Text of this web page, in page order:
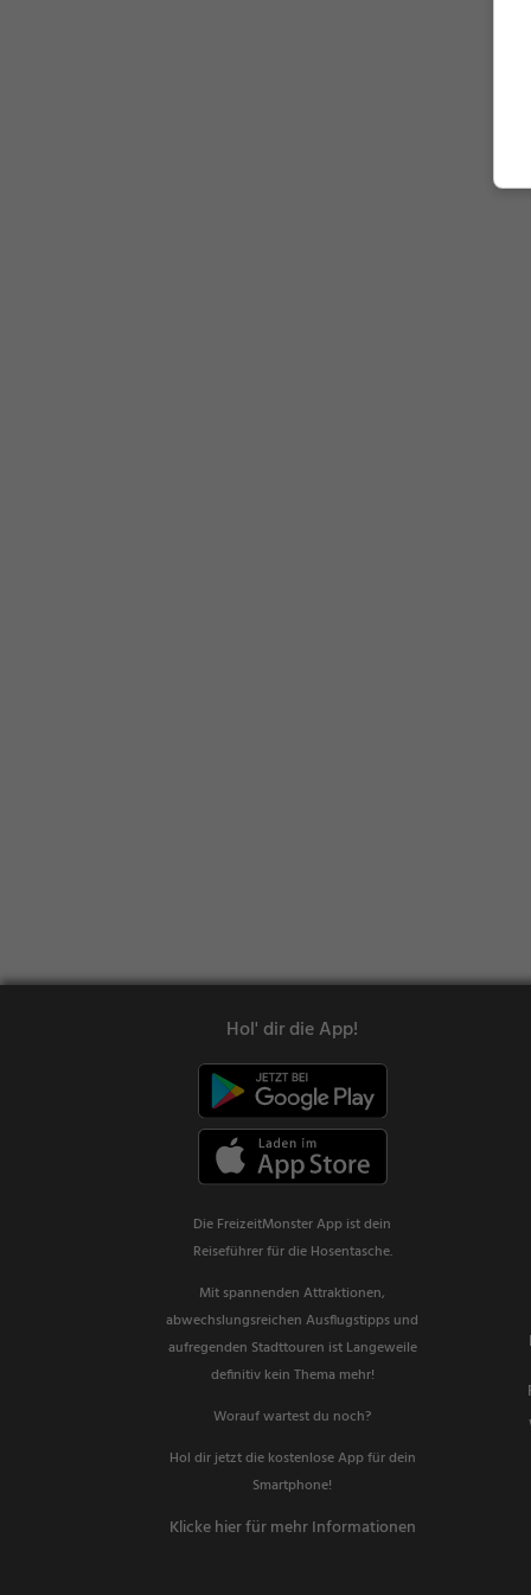
Hol' dir die App!
Die FreizeitMonster App ist dein
Reiseführer für die Hosentasche.
Mit spannenden Attraktionen,
abwechslungsreichen Ausflugstipps und
aufregenden Stadttouren ist Langeweile
definitiv kein Thema mehr!
Worauf wartest du noch?
Hol dir jetzt die kostenlose App für dein
Smartphone!
Klicke hier für mehr Informationen